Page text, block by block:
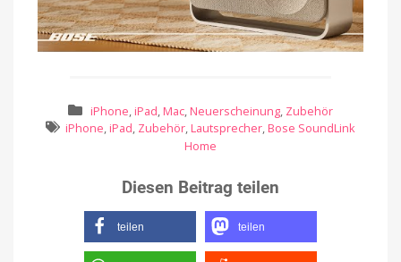
iPhone, iPad, Mac, Neuerscheinung, Zubehör
iPhone, iPad, Zubehör, Lautsprecher, Bose SoundLink
Home
Diesen Beitrag teilen
teilen teilen